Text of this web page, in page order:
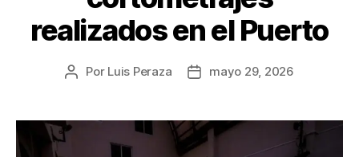
realizados en el Puerto
Por Luis Peraza mayo 29, 2026